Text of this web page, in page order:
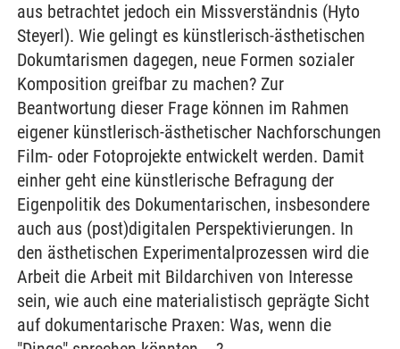
aus betrachtet jedoch ein Missverständnis (Hyto
Steyerl). Wie gelingt es künstlerisch-ästhetischen
Dokumtarismen dagegen, neue Formen sozialer
Komposition greifbar zu machen? Zur
Beantwortung dieser Frage können im Rahmen
eigener künstlerisch-ästhetischer Nachforschungen
Film- oder Fotoprojekte entwickelt werden. Damit
einher geht eine künstlerische Befragung der
Eigenpolitik des Dokumentarischen, insbesondere
auch aus (post)digitalen Perspektivierungen. In
den ästhetischen Experimentalprozessen wird die
Arbeit die Arbeit mit Bildarchiven von Interesse
sein, wie auch eine materialistisch geprägte Sicht
auf dokumentarische Praxen: Was, wenn die